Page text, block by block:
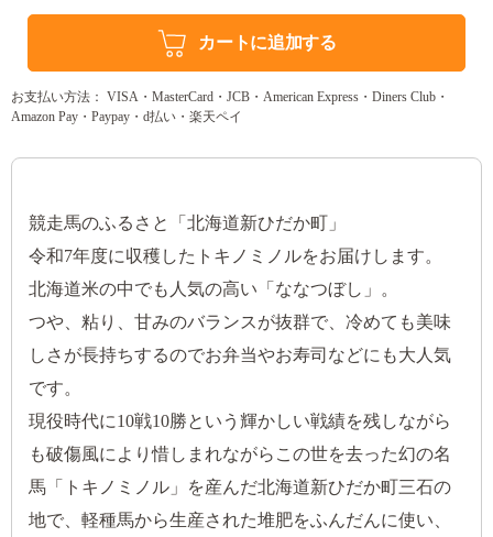
カートに追加する
お支払い方法： VISA・MasterCard・JCB・American Express・Diners Club・
Amazon Pay・Paypay・d払い・楽天ペイ
競走馬のふるさと「北海道新ひだか町」
令和7年度に収穫したトキノミノルをお届けします。
北海道米の中でも人気の高い「ななつぼし」。
つや、粘り、甘みのバランスが抜群で、冷めても美味
しさが長持ちするのでお弁当やお寿司などにも大人気
です。
現役時代に10戦10勝という輝かしい戦績を残しながら
も破傷風により惜しまれながらこの世を去った幻の名
馬「トキノミノル」を産んだ北海道新ひだか町三石の
地で、軽種馬から生産された堆肥をふんだんに使い、